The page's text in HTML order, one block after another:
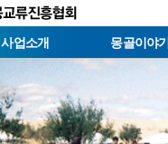
사업소개 몽골이야